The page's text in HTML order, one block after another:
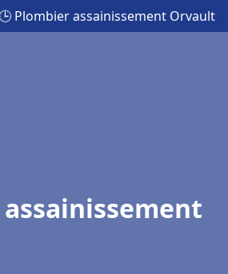
🕒 Plombier assainissement Orvault